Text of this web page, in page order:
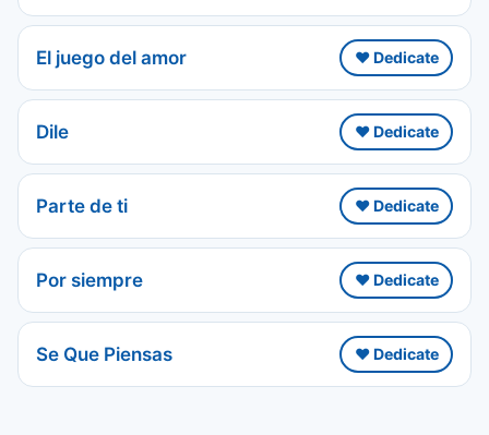
El juego del amor ❤️ Dedicate
Dile ❤️ Dedicate
Parte de ti ❤️ Dedicate
Por siempre ❤️ Dedicate
Se Que Piensas ❤️ Dedicate